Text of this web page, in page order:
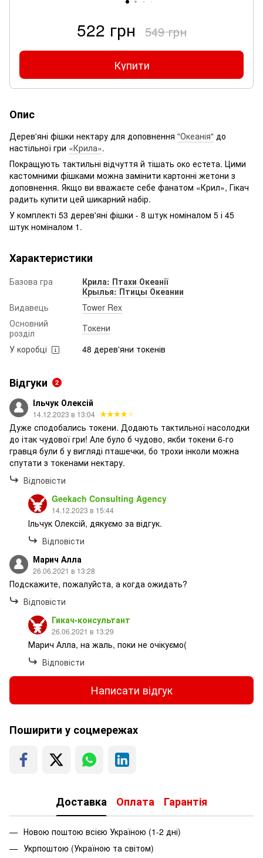
522 грн 549 грн
Купити
Опис
Дерев'яні фішки нектару для доповнення "Океанія" до
настільної гри «Крила».
Покращують тактильні відчуття й тішать око естета. Цими
кастомними фішками можна замінити картонні жетони з
доповнення. Якщо ви вважаєте себе фанатом «Крил», Гікач
радить купити цей шикарний набір.
У комплекті 53 дерев'яні фішки - 8 штук номіналом 5 і 45
штук номіналом 1.
Характеристики
Базова гра
Крила: Птахи Океанії
Крылья: Птицы Океании
Видавець
Tower Rex
Основний
розділ
Токени
У коробці
48 дерев'яни токенів
Відгуки 2
Ільчук Олексій
14.12.2023 в 13:04
Дуже сподобались токени. Додають тактильної насолодки
до ітак чудової гри! Але було б чудово, якби токени 6-го
гравця були б у вигляді пташечки, бо трохи інколи можна
спутати з токенами нектару.
Відповісти
Geekach Consulting Agency
14.12.2023 в 15:44
Ільчук Олексій, дякуємо за відгук.
Відповісти
Марич Алла
26.06.2021 в 13:28
Подскажите, пожалуйста, а когда ожидать?
Відповісти
Гикач-консультант
26.06.2021 в 13:29
Марич Алла, на жаль, поки не очікуємо(
Відповісти
Написати відгук
Поширити у соцмережах
Доставка Оплата Гарантія
Новою поштою всією Україною (1-2 дні)
Укрпоштою (Україною та світом)